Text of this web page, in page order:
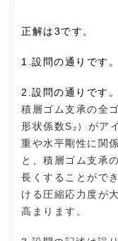
正解は3です。
1.設問の通りです。
2.設問の通りです。
積層ゴム支承の全
形状係数S₂）がア
重や水平剛性に関
と、積層ゴム支承
長くすることがで
ける圧縮応力度が
高まります。